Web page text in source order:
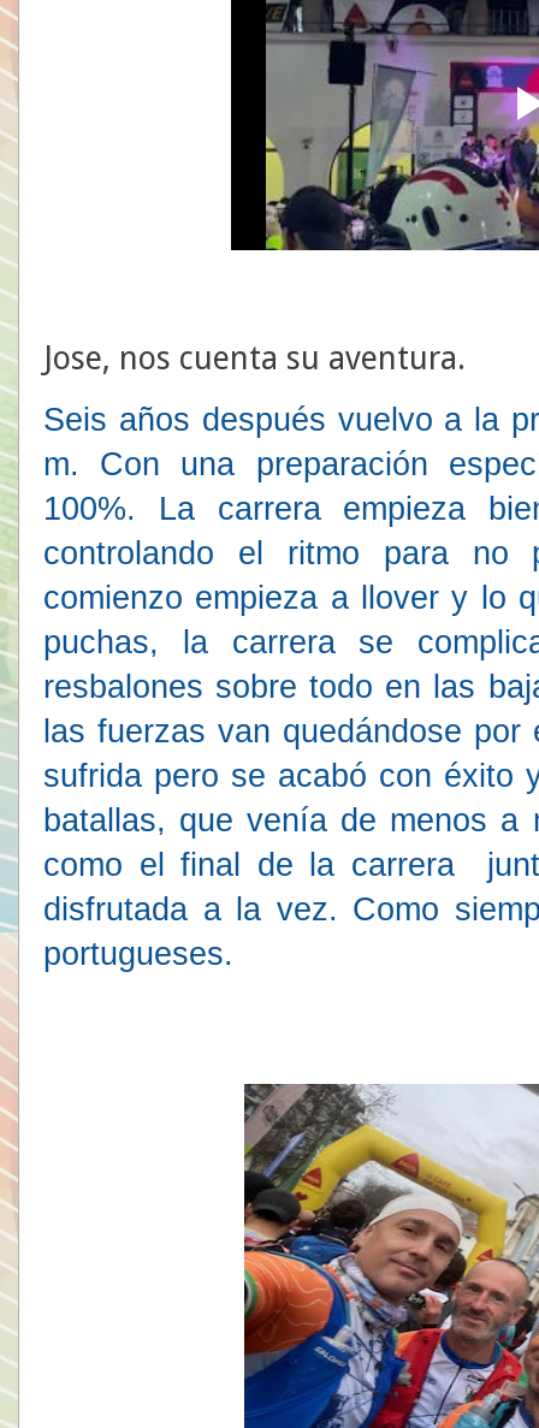
Jose, nos cuenta su aventura.
Seis años después vuelvo a la
m. Con una preparación
100%. La carrera empieza
controlando el ritmo para
comienzo empieza a llover y lo
puchas, la carrera se
resbalones sobre todo en las
las fuerzas van quedándose
sufrida pero se acabó con éxito
batallas, que venía de menos
como el final de la carrera
disfrutada a la vez. Como
portugueses.